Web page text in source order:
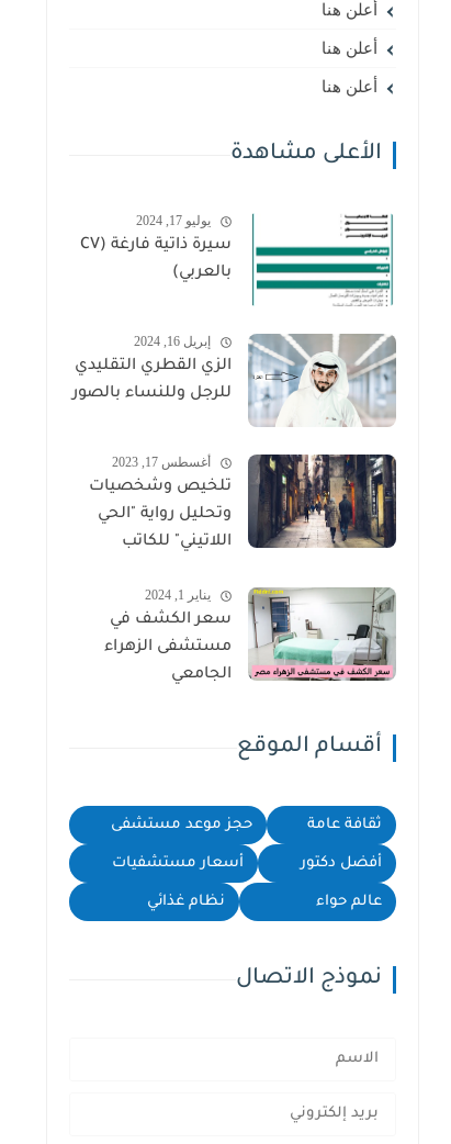
أعلن هنا
أعلن هنا
أعلن هنا
الأعلى مشاهدة
يوليو 17, 2024
سيرة ذاتية فارغة (CV
بالعربي)
إبريل 16, 2024
الزي القطري التقليدي
للرجل وللنساء بالصور
أغسطس 17, 2023
تلخيص وشخصيات
وتحليل رواية "الحي
اللاتيني" للكاتب
يناير 1, 2024
سعر الكشف في
مستشفى الزهراء
الجامعي
أقسام الموقع
ثقافة عامة حجز موعد مستشفى
أفضل دكتور أسعار مستشفيات
عالم حواء نظام غذائي
نموذج الاتصال